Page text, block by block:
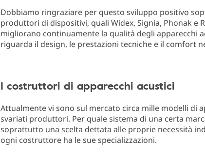
Dobbiamo ringraziare per questo sviluppo positivo
produttori di dispositivi, quali Widex, Signia, Phonak e
migliorano continuamente la qualità degli apparecchi
riguarda il design, le prestazioni tecniche e il comfort
I costruttori di apparecchi acustici
Attualmente vi sono sul mercato circa mille modelli di
svariati produttori. Per quale sistema di una certa
soprattutto una scelta dettata alle proprie necessità
ogni costruttore ha le sue specializzazioni.